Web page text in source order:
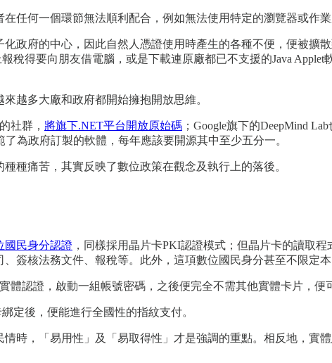
任何一個環節無法順利配合，例如無法使用特定的瀏覽器或作
政府的中心，因此自然人憑證使用時產生的各種不便，便被擴
稅得要向朋友借電腦，或是下載連原廠都已不支援的Java
越多大廠和政府都開始擁抱開放思維。
社群， 將旗下.NET平台開放原始碼 ；Google旗下的DeepMind
了為政府訂製的軟體，每年應該要開源其中至少五分一。
種痛苦，其實反映了數位政策在觀念及執行上的落後。
國民身分認證 ，同樣採用晶片卡PKI認證模式；但晶片卡的讀取程
簽核法務文件、報稅等。此外，這項數位國民身分甚至不限定
體認證，啟動一組帳號密碼，之後便完全不需其他實體卡片，
定後，便能進行全國性的指紋支付。
時，「易用性」及「易取得性」才是強調的重點。相反地，實